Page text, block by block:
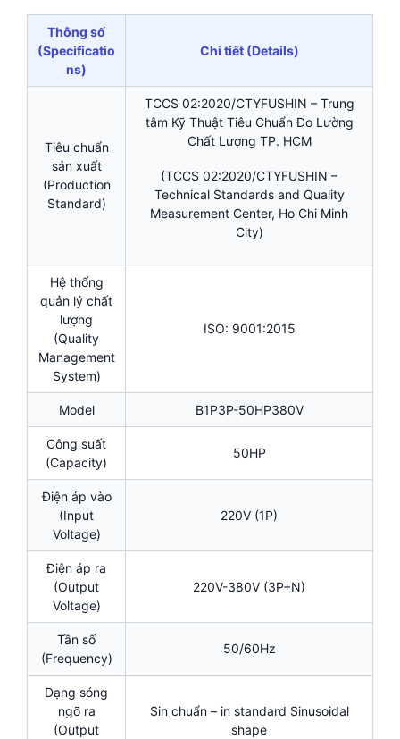
Thông số
(Specificatio
ns)
Chi tiết (Details)
Tiêu chuẩn
sản xuất
(Production
Standard)
TCCS 02:2020/CTYFUSHIN – Trung
tâm Kỹ Thuật Tiêu Chuẩn Đo Lường
Chất Lượng TP. HCM
(TCCS 02:2020/CTYFUSHIN –
Technical Standards and Quality
Measurement Center, Ho Chi Minh
City)
Hệ thống
quản lý chất
lượng
(Quality
Management
System)
ISO: 9001:2015
Model B1P3P-50HP380V
Công suất
(Capacity)
50HP
Điện áp vào
(Input
Voltage)
220V (1P)
Điện áp ra
(Output
Voltage)
220V-380V (3P+N)
Tần số
(Frequency)
50/60Hz
Dạng sóng
ngõ ra
(Output
Sin chuẩn – in standard Sinusoidal
shape